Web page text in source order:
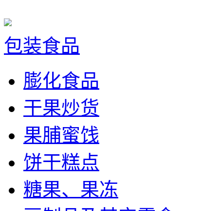
包装食品
膨化食品
干果炒货
果脯蜜饯
饼干糕点
糖果、果冻